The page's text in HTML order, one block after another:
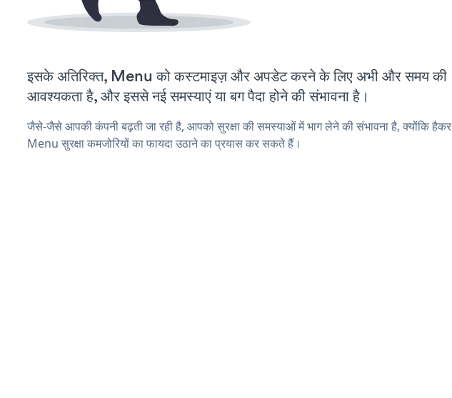
इसके अतिरिक्त, Menu को कस्टमाइज़ और अपडेट करने के लिए अभी और समय की
आवश्यकता है, और इससे नई समस्याएं या बग पैदा होने की संभावना है।
जैसे-जैसे आपकी कंपनी बढ़ती जा रही है, आपको सुरक्षा की समस्याओं में भाग लेने की संभावना है, क्योंकि हैकर
Menu सुरक्षा कमजोरियों का फायदा उठाने का प्रयास कर सकते हैं।